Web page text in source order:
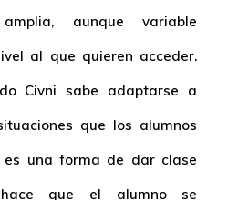
aunque variable
al que quieren acceder.
Civni sabe adaptarse a
que los alumnos
una forma de dar clase
hace que el alumno se